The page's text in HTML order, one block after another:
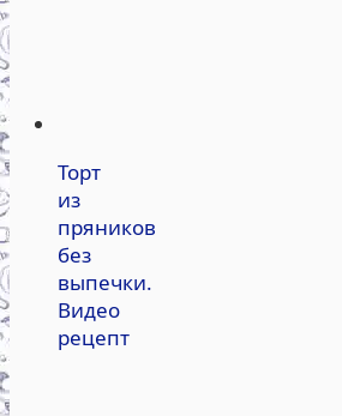
Торт
из
пряников
без
выпечки.
Видео
рецепт